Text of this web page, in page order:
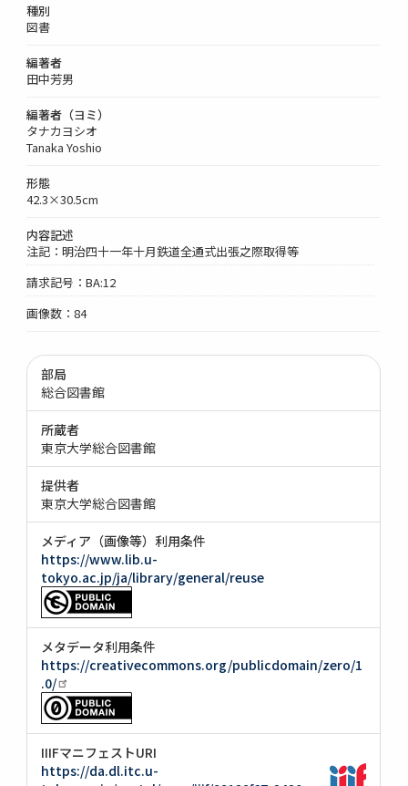
種別
図書
編著者
田中芳男
編著者（ヨミ）
タナカヨシオ
Tanaka Yoshio
形態
42.3×30.5cm
内容記述
注記：明治四十一年十月鉄道全通式出張之際取得等
請求記号：BA:12
画像数：84
部局
総合図書館
所蔵者
東京大学総合図書館
提供者
東京大学総合図書館
メディア（画像等）利用条件
https://www.lib.u-
tokyo.ac.jp/ja/library/general/reuse
メタデータ利用条件
https://creativecommons.org/publicdomain/zero/1
.0/
IIIFマニフェストURI
https://da.dl.itc.u-